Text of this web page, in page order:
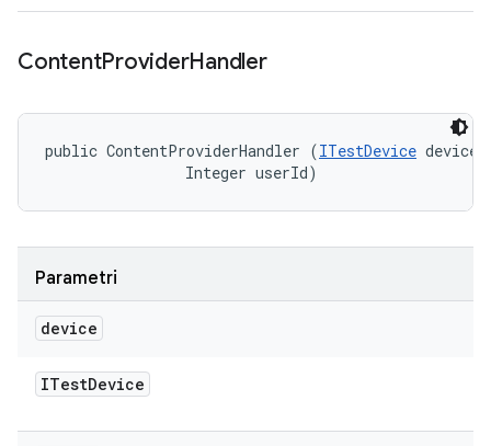
ContentProviderHandler
public ContentProviderHandler (ITestDevice
                Integer userId)
Parametri
device
ITestDevice